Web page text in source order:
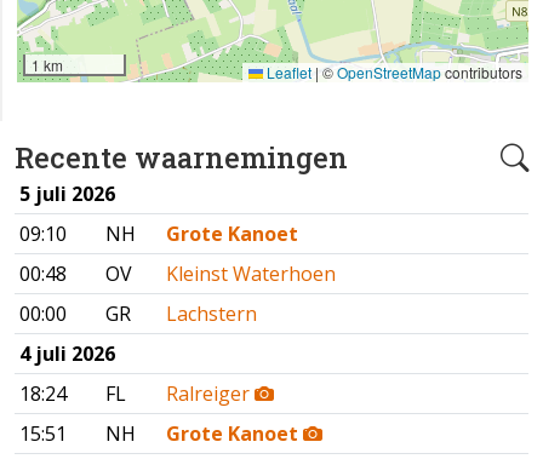
Recente waarnemingen
5 juli 2026
09:10
NH
Grote Kanoet
00:48
OV
Kleinst Waterhoen
00:00
GR
Lachstern
4 juli 2026
18:24
FL
Ralreiger
15:51
NH
Grote Kanoet
1 km Leaflet | ©OpenStreetMapcontributors